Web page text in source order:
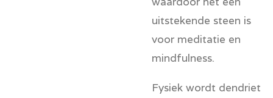
uitstekende steen is
voor meditatie en
mindfulness.
Fysiek wordt dendriet